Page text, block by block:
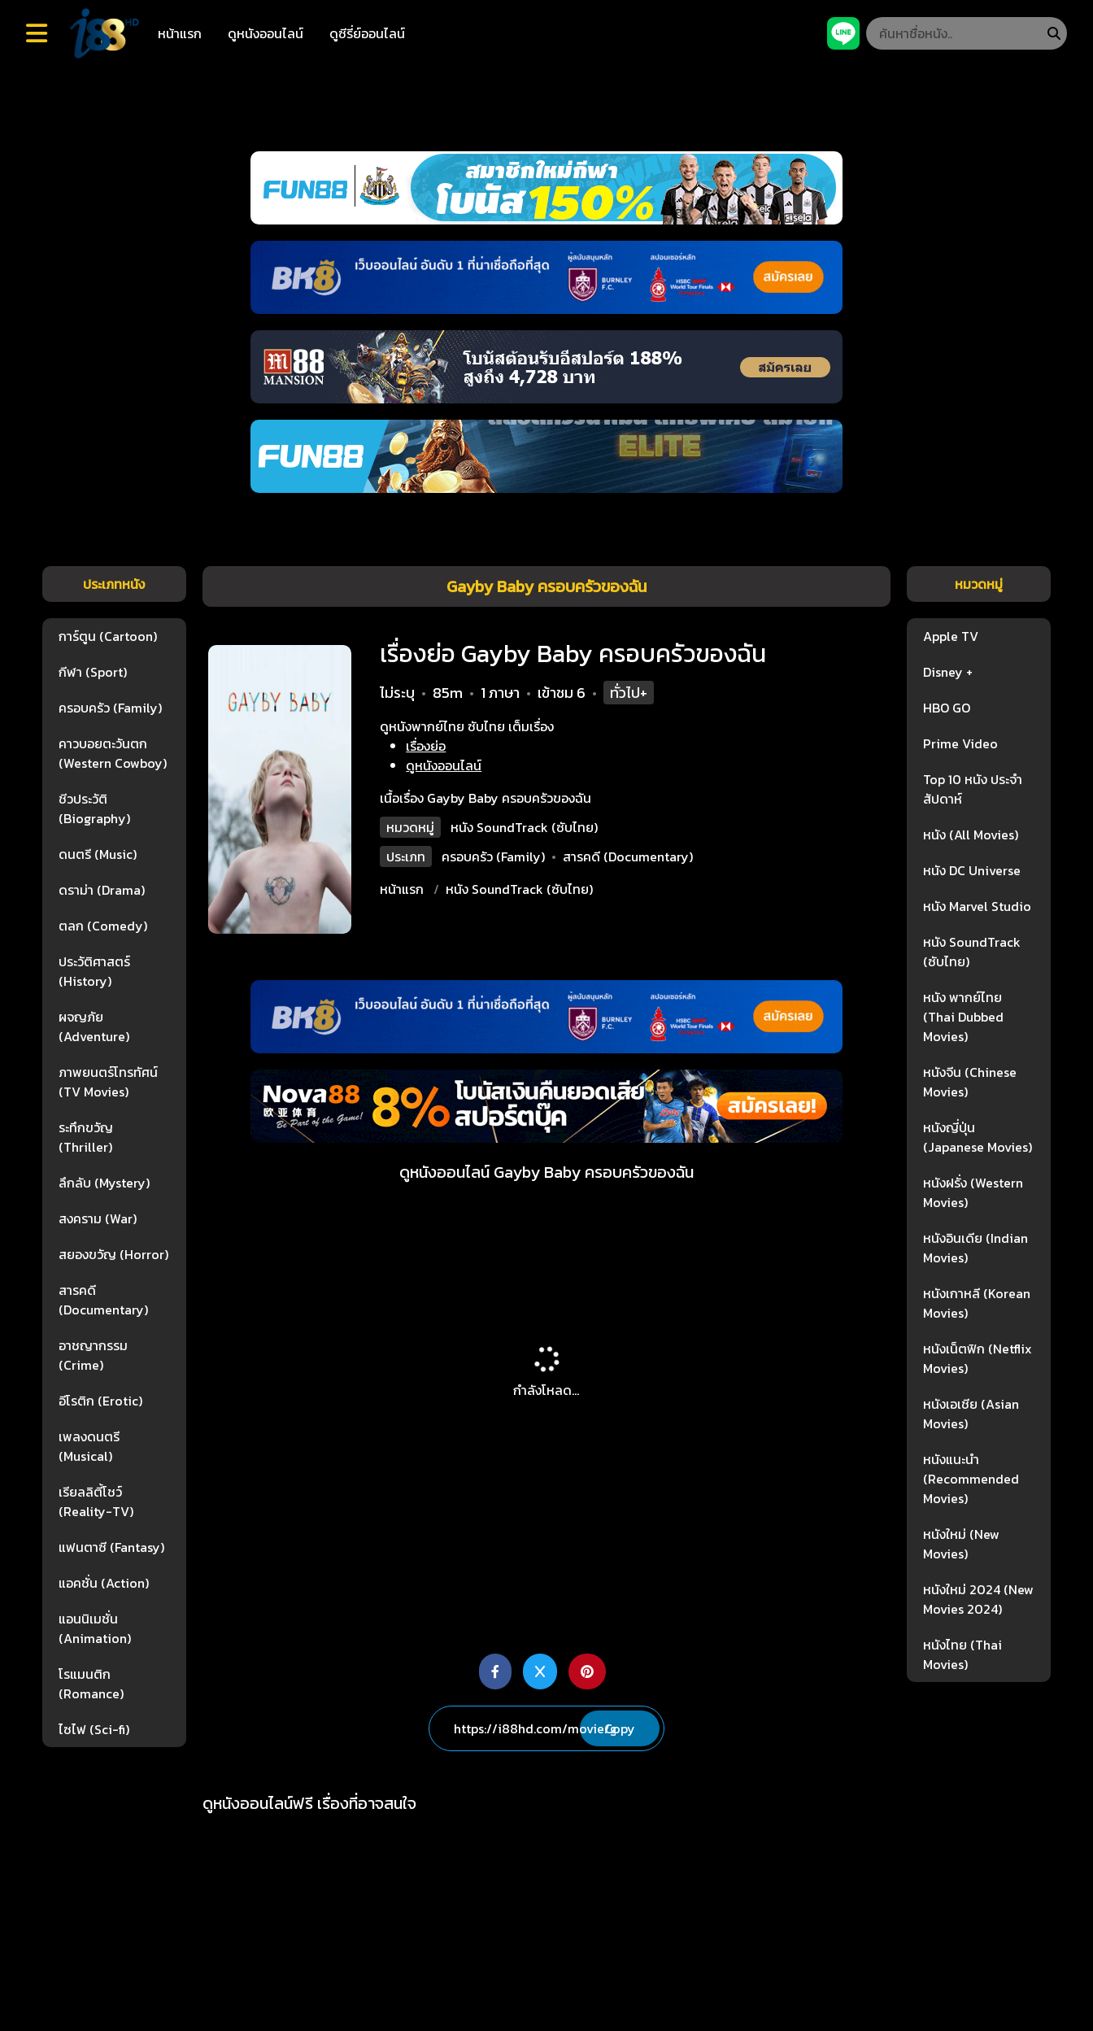
หน้าแรก ดูหนังออนไลน์ ดูซีรี่ย์ออนไลน์
ประเภทหนัง
การ์ตูน (Cartoon)
กีฬา (Sport)
ครอบครัว (Family)
คาวบอยตะวันตก
(Western Cowboy)
ชีวประวัติ
(Biography)
ดนตรี (Music)
ดราม่า (Drama)
ตลก (Comedy)
ประวัติศาสตร์
(History)
ผจญภัย
(Adventure)
ภาพยนตร์โทรทัศน์
(TV Movies)
ระทึกขวัญ
(Thriller)
ลึกลับ (Mystery)
สงคราม (War)
สยองขวัญ (Horror)
สารคดี
(Documentary)
อาชญากรรม
(Crime)
อีโรติก (Erotic)
เพลงดนตรี
(Musical)
เรียลลิตี้โชว์
(Reality-TV)
แฟนตาซี (Fantasy)
แอคชั่น (Action)
แอนนิเมชั่น
(Animation)
โรแมนติก
(Romance)
ไซไฟ (Sci-fi)
Gayby Baby ครอบครัวของฉัน
เรื่องย่อ Gayby Baby ครอบครัวของฉัน
ไม่ระบุ • 85m • 1 ภาษา • เข้าชม 6 • ทั่วไป+
ดูหนังพากย์ไทย ซับไทย เต็มเรื่อง
เรื่องย่อ
ดูหนังออนไลน์
เนื้อเรื่อง Gayby Baby ครอบครัวของฉัน
หมวดหมู่
หนัง SoundTrack (ซับไทย)
ประเภท
ครอบครัว (Family) • สารคดี (Documentary)
หน้าแรก
หนัง SoundTrack (ซับไทย)
ดูหนังออนไลน์ Gayby Baby ครอบครัวของฉัน
กำลังโหลด...
Copy
ดูหนังออนไลน์ฟรี เรื่องที่อาจสนใจ
หมวดหมู่
Apple TV
Disney +
HBO GO
Prime Video
Top 10 หนัง ประจำ
สัปดาห์
หนัง (All Movies)
หนัง DC Universe
หนัง Marvel Studio
หนัง SoundTrack
(ซับไทย)
หนัง พากย์ไทย
(Thai Dubbed
Movies)
หนังจีน (Chinese
Movies)
หนังญี่ปุ่น
(Japanese Movies)
หนังฝรั่ง (Western
Movies)
หนังอินเดีย (Indian
Movies)
หนังเกาหลี (Korean
Movies)
หนังเน็ตฟิก (Netflix
Movies)
หนังเอเชีย (Asian
Movies)
หนังแนะนำ
(Recommended
Movies)
หนังใหม่ (New
Movies)
หนังใหม่ 2024 (New
Movies 2024)
หนังไทย (Thai
Movies)